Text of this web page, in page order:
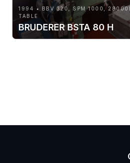
1994 • BBV 320, SPM 1000,
TABLE
BRUDERER BSTA 80 H